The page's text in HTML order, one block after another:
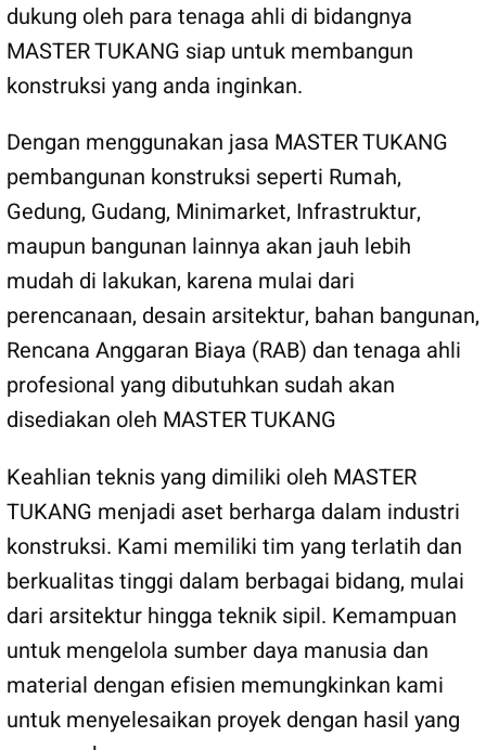
dukung oleh para tenaga ahli di bidangnya
MASTER TUKANG siap untuk membangun
konstruksi yang anda inginkan.
Dengan menggunakan jasa MASTER TUKANG
pembangunan konstruksi seperti Rumah,
Gedung, Gudang, Minimarket, Infrastruktur,
maupun bangunan lainnya akan jauh lebih
mudah di lakukan, karena mulai dari
perencanaan, desain arsitektur, bahan bangunan,
Rencana Anggaran Biaya (RAB) dan tenaga ahli
profesional yang dibutuhkan sudah akan
disediakan oleh MASTER TUKANG
Keahlian teknis yang dimiliki oleh MASTER
TUKANG menjadi aset berharga dalam industri
konstruksi. Kami memiliki tim yang terlatih dan
berkualitas tinggi dalam berbagai bidang, mulai
dari arsitektur hingga teknik sipil. Kemampuan
untuk mengelola sumber daya manusia dan
material dengan efisien memungkinkan kami
untuk menyelesaikan proyek dengan hasil yang